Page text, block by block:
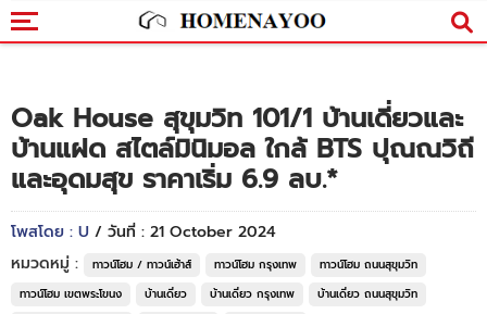
Oak House สุขุมวิท 101/1 บ้านเดี่ยวและ
บ้านแฝด สไตล์มินิมอล ใกล้ BTS ปุณณวิถี
และอุดมสุข ราคาเริ่ม 6.9 ลบ.*
โพสโดย : U / วันที่ : 21 October 2024
หมวดหมู่ :
ทาวน์โฮม / ทาวน์เฮ้าส์ ทาวน์โฮม กรุงเทพ
ทาวน์โฮม ถนนสุขุมวิท
ทาวน์โฮม เขตพระโขนง
บ้านเดี่ยว บ้านเดี่ยว กรุงเทพ
บ้านเดี่ยว ถนนสุขุมวิท